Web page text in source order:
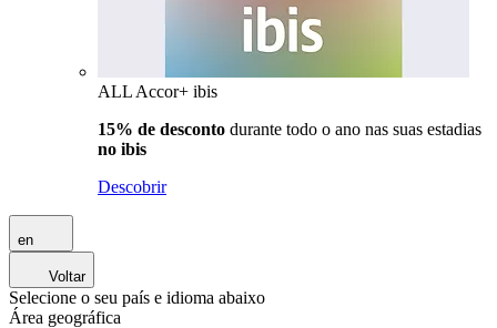
ALL Accor+ ibis
15% de desconto durante todo o ano nas suas estadias
no ibis
Descobrir
en
Voltar
Selecione o seu país e idioma abaixo
Área geográfica